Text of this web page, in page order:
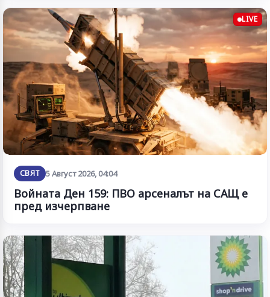
LIVE
СВЯТ 5 Август 2026, 04:04
Войната Ден 159: ПВО арсеналът на САЩ е
пред изчерпване